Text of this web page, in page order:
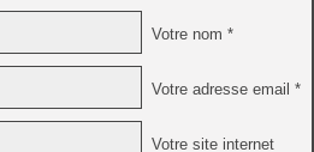
Votre nom *
Votre adresse email *
Votre site internet